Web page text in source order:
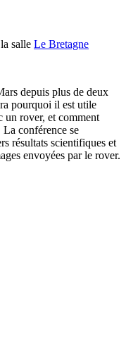
salle Le Bretagne
depuis plus de deux
pourquoi il est utile
un rover, et comment
conférence se
résultats scientifiques et
envoyées par le rover.